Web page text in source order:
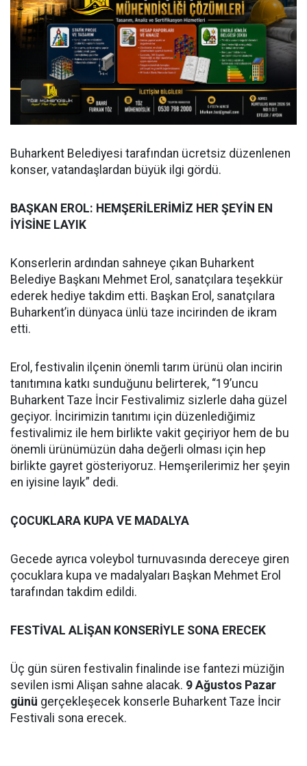
Buharkent Belediyesi tarafından ücretsiz düzenlenen
konser, vatandaşlardan büyük ilgi gördü.
BAŞKAN EROL: HEMŞERİLERİMİZ HER ŞEYİN EN
İYİSİNE LAYIK
Konserlerin ardından sahneye çıkan Buharkent
Belediye Başkanı Mehmet Erol, sanatçılara teşekkür
ederek hediye takdim etti. Başkan Erol, sanatçılara
Buharkent’in dünyaca ünlü taze incirinden de ikram
etti.
Erol, festivalin ilçenin önemli tarım ürünü olan incirin
tanıtımına katkı sunduğunu belirterek, “19’uncu
Buharkent Taze İncir Festivalimiz sizlerle daha güzel
geçiyor. İncirimizin tanıtımı için düzenlediğimiz
festivalimiz ile hem birlikte vakit geçiriyor hem de bu
önemli ürünümüzün daha değerli olması için hep
birlikte gayret gösteriyoruz. Hemşerilerimiz her şeyin
en iyisine layık” dedi.
ÇOCUKLARA KUPA VE MADALYA
Gecede ayrıca voleybol turnuvasında dereceye giren
çocuklara kupa ve madalyaları Başkan Mehmet Erol
tarafından takdim edildi.
FESTİVAL ALİŞAN KONSERİYLE SONA ERECEK
Üç gün süren festivalin finalinde ise fantezi müziğin
sevilen ismi Alişan sahne alacak. 9 Ağustos Pazar
günü gerçekleşecek konserle Buharkent Taze İncir
Festivali sona erecek.